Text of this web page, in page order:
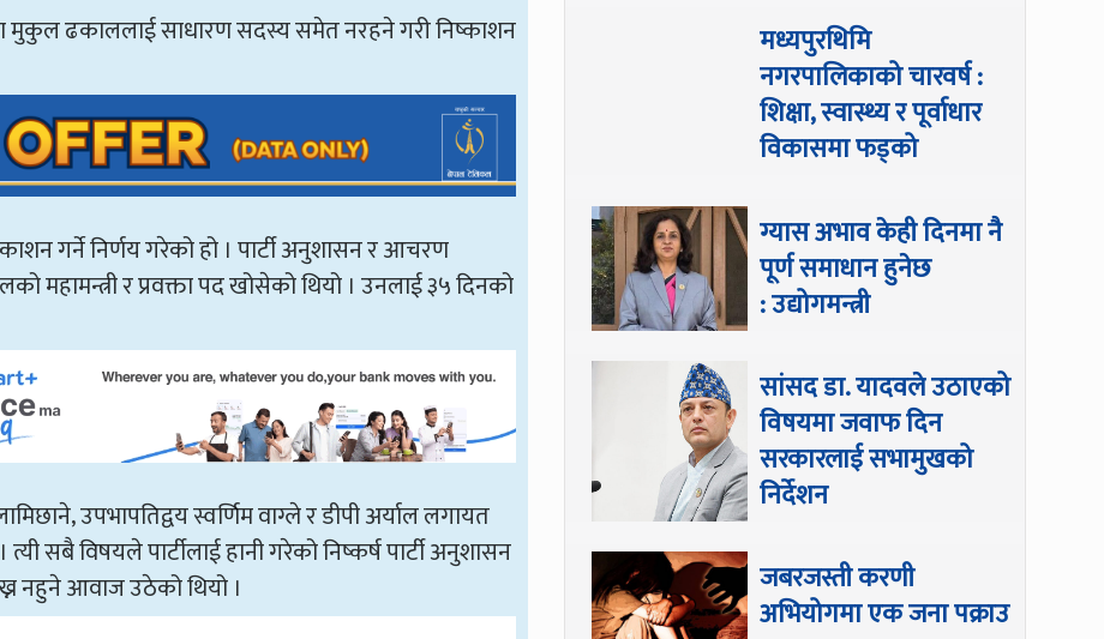
डा मुकुल ढकाललाई साधारण सदस्य समेत नरहने गरी निष्काशन
गर्ने निर्णय गरेको हो । पार्टी अनुशासन र आचरण
महामन्त्री र प्रवक्ता पद खोसेको थियो । उनलाई ३५ दिनको
उपभापतिद्वय स्वर्णिम वाग्ले र डीपी अर्याल लगायत
सबै विषयले पार्टीलाई हानी गरेको निष्कर्ष पार्टी अनुशासन
नहुने आवाज उठेको थियो ।
मध्यपुरथिमि
नगरपालिकाको चारवर्ष :
शिक्षा, स्वास्थ्य र पूर्वाधार
विकासमा फड्को
ग्यास अभाव केही दिनमा नै
पूर्ण समाधान हुनेछ
: उद्योगमन्त्री
सांसद डा‍‍. यादवले उठाएको
विषयमा जवाफ दिन
सरकारलाई सभामुखको
निर्देशन
जबरजस्ती करणी
अभियोगमा एक जना पक्राउ